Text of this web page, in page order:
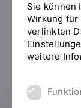
Zum
Sie können
Wirkung
verlinkten
weitere